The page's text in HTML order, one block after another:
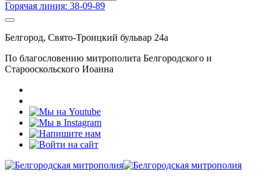
Горячая линия: 38-09-89
Белгород, Свято-Троицкий бульвар 24а
По благословению митрополита Белгородского и
Старооскольского Иоанна